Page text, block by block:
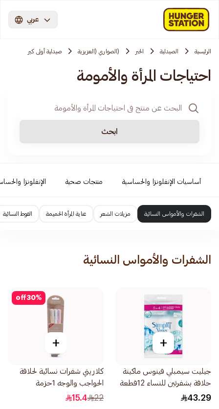
عربي
الرئيسية الصيدلية الخبر (الصواري (العزيزية صيدلية أولى كير
احتياجات المرأة والأمومة
ابحث
أساسيات الإنفلونزا والحساسية منتجات صحية الإنفلونزا
الشفرات والأمواس النسائية مزيلات الشعر عناية المرأة الحميمة الفوط النسائية
الشفرات والأمواس النسائية
+
جيليت سيمبلي فينوس ماكينة
حلاقة بشفرتين للنساء 12قطعة
43.29
30%
off
+
كلاريتي شفرات نسائية لحلاقة
الحواجب والوجه 1حزمة
22
15.4